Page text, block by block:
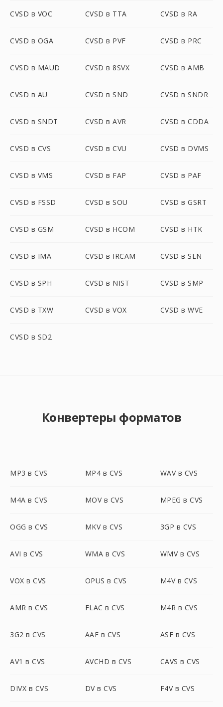
CVSD в VOC CVSD в TTA CVSD в RA
CVSD в OGA CVSD в PVF CVSD в PRC
CVSD в MAUD CVSD в 8SVX CVSD в AMB
CVSD в AU CVSD в SND CVSD в SNDR
CVSD в SNDT CVSD в AVR CVSD в CDDA
CVSD в CVS CVSD в CVU CVSD в DVMS
CVSD в VMS CVSD в FAP CVSD в PAF
CVSD в FSSD CVSD в SOU CVSD в GSRT
CVSD в GSM CVSD в HCOM CVSD в HTK
CVSD в IMA CVSD в IRCAM CVSD в SLN
CVSD в SPH CVSD в NIST CVSD в SMP
CVSD в TXW CVSD в VOX CVSD в WVE
CVSD в SD2
Конвертеры форматов
MP3 в CVS MP4 в CVS WAV в CVS
M4A в CVS MOV в CVS MPEG в CVS
OGG в CVS MKV в CVS 3GP в CVS
AVI в CVS WMA в CVS WMV в CVS
VOX в CVS OPUS в CVS M4V в CVS
AMR в CVS FLAC в CVS M4R в CVS
3G2 в CVS AAF в CVS ASF в CVS
AV1 в CVS AVCHD в CVS CAVS в CVS
DIVX в CVS DV в CVS F4V в CVS